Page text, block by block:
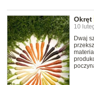
Okręt
10
Dwaj